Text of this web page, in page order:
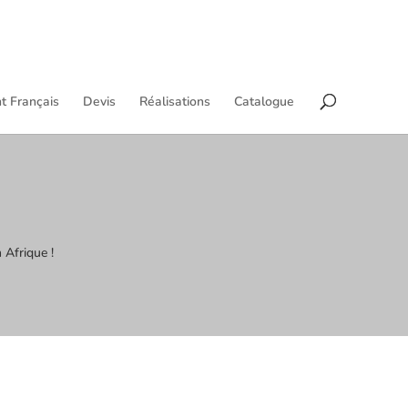
Français Devis Réalisations Catalogue
Afrique !